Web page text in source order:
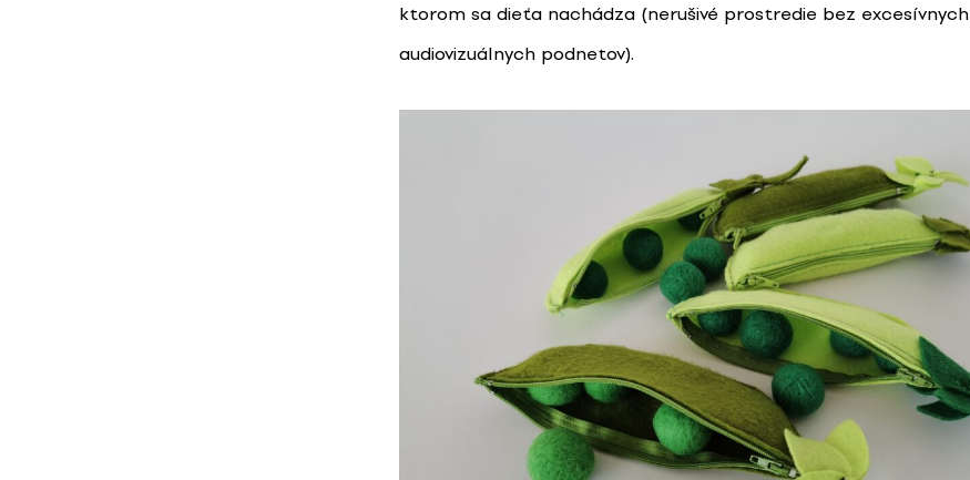
ktorom sa dieťa nachádza (nerušivé prostredie bez excesívnych
audiovizuálnych podnetov).